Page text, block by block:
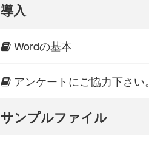
導入
Wordの基本
アンケートにご協力下さい。
サンプルファイル